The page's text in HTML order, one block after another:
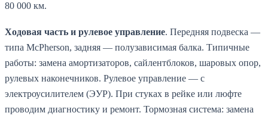
80 000 км.
Ходовая часть и рулевое управление. Передняя подвеска —
типа McPherson, задняя — полузависимая балка. Типичные
работы: замена амортизаторов, сайлентблоков, шаровых опор,
рулевых наконечников. Рулевое управление — с
электроусилителем (ЭУР). При стуках в рейке или люфте
проводим диагностику и ремонт. Тормозная система: замена